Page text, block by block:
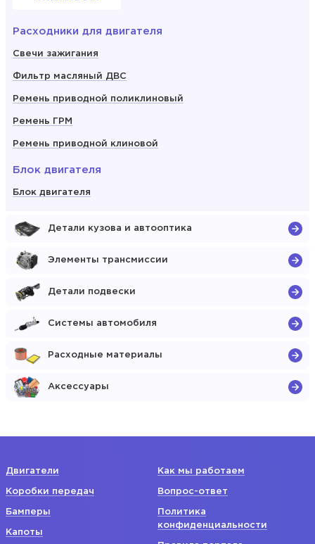
Расходники для двигателя
Свечи зажигания
Фильтр масляный ДВС
Ремень приводной поликлиновый
Ремень ГРМ
Ремень приводной клиновой
Блок двигателя
Блок двигателя
Детали кузова и автооптика
Элементы трансмиссии
Детали подвески
Системы автомобиля
Расходные материалы
Аксессуары
Двигатели
Коробки передач
Бамперы
Капоты
Как мы работаем
Вопрос-ответ
Политика
конфиденциальности